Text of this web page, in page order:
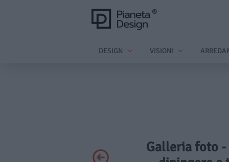
DESIGN VISIONI
Galleria foto